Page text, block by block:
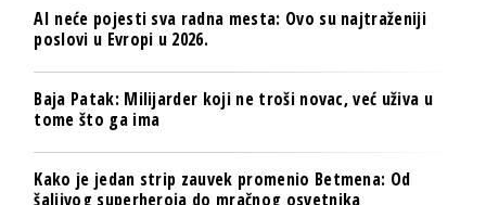
AI neće pojesti sva radna mesta: Ovo su najtraženiji
poslovi u Evropi u 2026.
Baja Patak: Milijarder koji ne troši novac, već uživa u
tome što ga ima
Kako je jedan strip zauvek promenio Betmena: Od
šaljivog superheroja do mračnog osvetnika